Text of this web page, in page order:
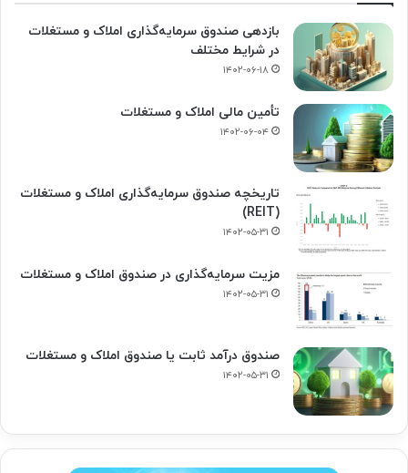
بازدهی صندوق سرمایه‌گذاری املاک و مستغلات
در شرایط مختلف
۱۴۰۲-۰۶-۱۸
تأمین مالی املاک و مستغلات
۱۴۰۲-۰۶-۰۴
تاریخچه صندوق سرمایه‌گذاری املاک و مستغلات
(REIT)
۱۴۰۲-۰۵-۳۱
مزیت سرمایه‌گذاری در صندوق املاک و مستغلات
۱۴۰۲-۰۵-۳۱
صندوق درآمد ثابت یا صندوق املاک و مستغلات
۱۴۰۲-۰۵-۳۱